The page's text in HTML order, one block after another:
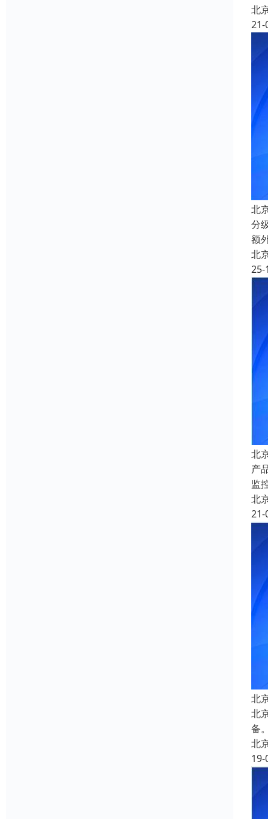
北
21-
北
分
额
北
25-
北
产
监
北
21-
北
北
备
北
19-